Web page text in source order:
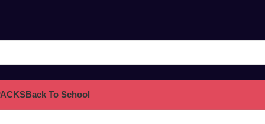
Back To School
ICTYANE